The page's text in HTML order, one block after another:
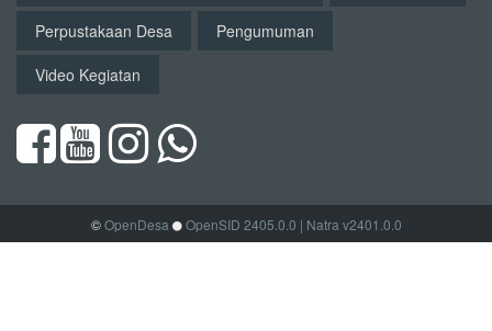
Perpustakaan Desa
Pengumuman
Video Kegiatan
©OpenDesa OpenSID 2405.0.0 | Natra v2401.0.0